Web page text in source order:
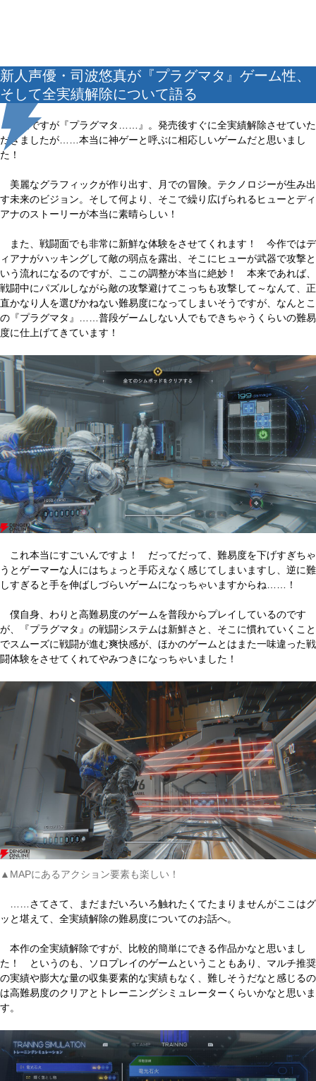
新人声優・司波悠真が『プラグマタ』ゲーム性、
そして全実績解除について語る
早速ですが『プラグマタ……』。発売後すぐに全実績解除させていた
だきましたが……本当に神ゲーと呼ぶに相応しいゲームだと思いまし
た！
美麗なグラフィックが作り出す、月での冒険。テクノロジーが生み出
す未来のビジョン。そして何より、そこで繰り広げられるヒューとディ
アナのストーリーが本当に素晴らしい！
また、戦闘面でも非常に新鮮な体験をさせてくれます！ 今作ではデ
ィアナがハッキングして敵の弱点を露出、そこにヒューが武器で攻撃と
いう流れになるのですが、ここの調整が本当に絶妙！ 本来であれば、
戦闘中にパズルしながら敵の攻撃避けてこっちも攻撃して～なんて、正
直かなり人を選びかねない難易度になってしまいそうですが、なんとこ
の『プラグマタ』……普段ゲームしない人でもできちゃうくらいの難易
度に仕上げてきています！
これ本当にすごいんですよ！ だってだって、難易度を下げすぎちゃ
うとゲーマーな人にはちょっと手応えなく感じてしまいますし、逆に難
しすぎると手を伸ばしづらいゲームになっちゃいますからね……！
僕自身、わりと高難易度のゲームを普段からプレイしているのです
が、『プラグマタ』の戦闘システムは新鮮さと、そこに慣れていくこと
でスムーズに戦闘が進む爽快感が、ほかのゲームとはまた一味違った戦
闘体験をさせてくれてやみつきになっちゃいました！
▲MAPにあるアクション要素も楽しい！
……さてさて、まだまだいろいろ触れたくてたまりませんがここはグ
ッと堪えて、全実績解除の難易度についてのお話へ。
本作の全実績解除ですが、比較的簡単にできる作品かなと思いまし
た！ というのも、ソロプレイのゲームということもあり、マルチ推奨
の実績や膨大な量の収集要素的な実績もなく、難しそうだなと感じるの
は高難易度のクリアとトレーニングシミュレーターくらいかなと思いま
す。